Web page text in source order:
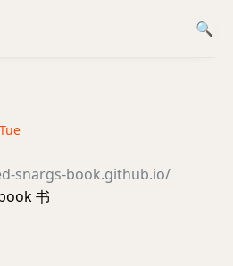
snargs-book.github.io/
书